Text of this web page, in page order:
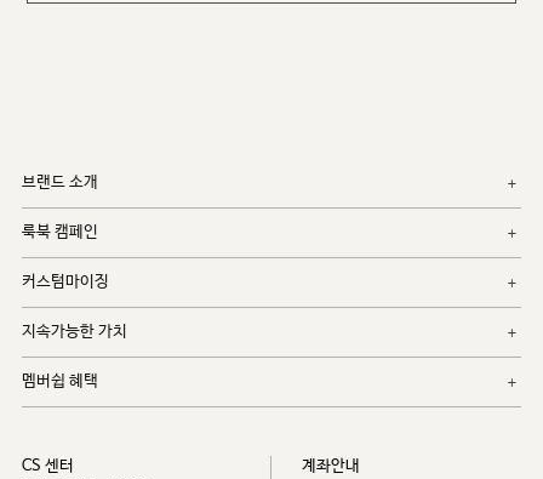
브랜드 소개
룩북 캠페인
커스텀마이징
지속가능한 가치
멤버쉽 혜택
CS 센터
계좌안내